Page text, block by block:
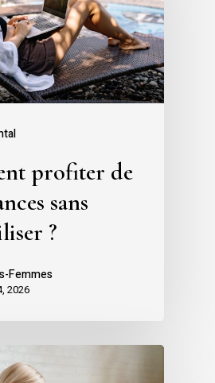
profiter de
sans
?
Femmes
2026